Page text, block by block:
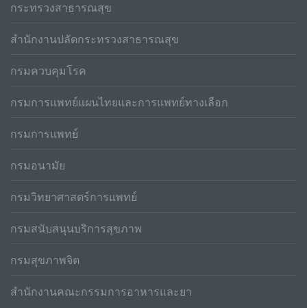
กระทรวงสาธารณสุข
สำนักงานปลัดกระทรวงสาธารณสุข
กรมควบคุมโรค
กรมการแพทย์แผนไทยและการแพทย์ทางเลือก
กรมการแพทย์
กรมอนามัย
กรมวิทยาศาสตร์การแพทย์
กรมสนับสนุนบริการสุขภาพ
กรมสุขภาพจิต
สำนักงานคณะกรรมการอาหารและยา